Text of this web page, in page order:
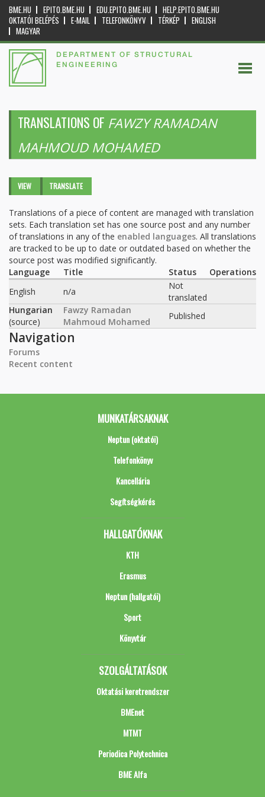
BME.HU EPITO.BME.HU EDU.EPITO.BME.HU
HELP.EPITO.BME.HU
OKTATÓI BELÉPÉS
E-MAIL TELEFONKÖNYV TÉRKÉP
ENGLISH
MAGYAR
DEPARTMENT OF STRUCTURAL
ENGINEERING
TRANSLATIONS OF FAWZY RAMADAN
MAHMOUD MOHAMED
Primary tabs
VIEW TRANSLATE
Translations of a piece of content are managed with translation
sets. Each translation set has one source post and any number
of translations in any of the enabled languages. All translations
are tracked to be up to date or outdated based on whether the
source post was modified significantly.
Language
Title Status
Operations
English
n/a
Not
translated
Hungarian
(source)
Fawzy Ramadan
Mahmoud Mohamed
Published
Navigation
Forums
Recent content
MUNKATÁRSAKNAK
Neptun (oktatói)
Telefonkönyv
Kancellária
Segítségkérés
HALLGATÓKNAK
KTH
Erasmus
Neptun (hallgatói)
Sport
Könyvtár
SZOLGÁLTATÁSOK
Oktatási keretrendszer
BMEnet
MTMT
Periodica Polytechnica
BME Alfa